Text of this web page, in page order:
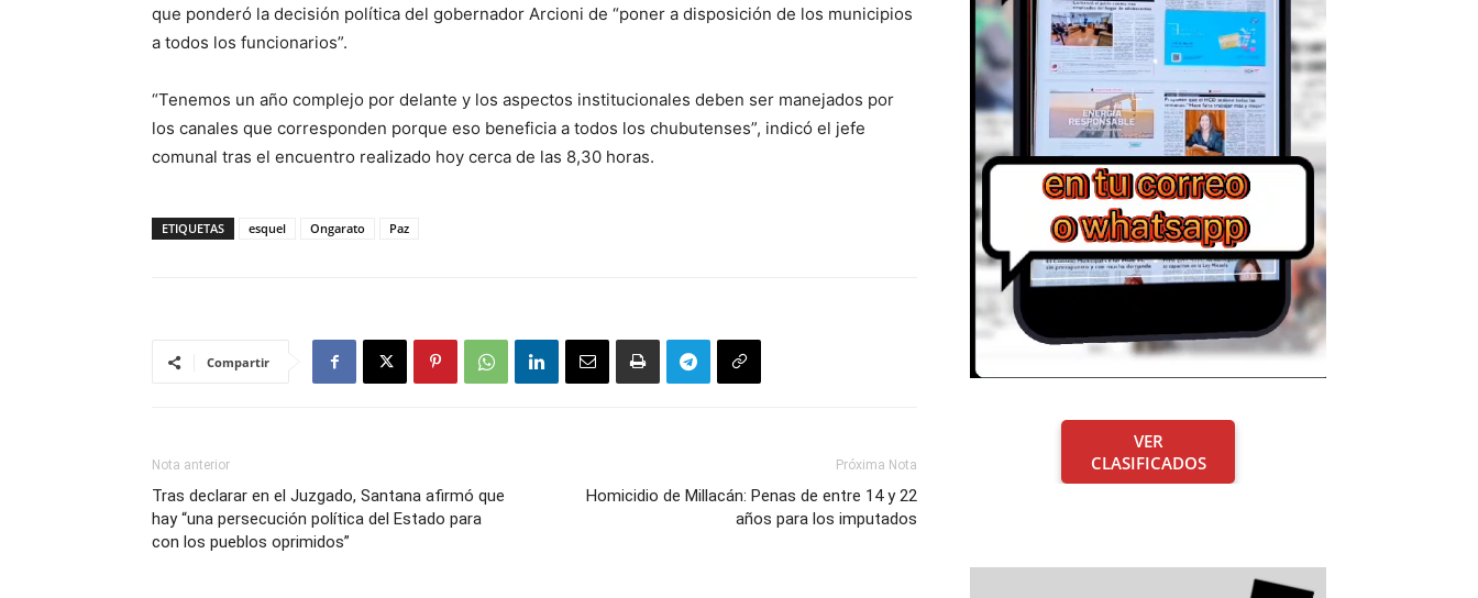
que ponderó la decisión política del gobernador Arcioni de “poner a disposición de los municipios
a todos los funcionarios”.
“Tenemos un año complejo por delante y los aspectos institucionales deben ser manejados por
los canales que corresponden porque eso beneficia a todos los chubutenses”, indicó el jefe
comunal tras el encuentro realizado hoy cerca de las 8,30 horas.
ETIQUETAS esquel Ongarato Paz
Compartir
Nota anterior
Tras declarar en el Juzgado, Santana afirmó que
hay “una persecución política del Estado para
con los pueblos oprimidos”
Próxima Nota
Homicidio de Millacán: Penas de entre 14 y 22
años para los imputados
VER
CLASIFICADOS